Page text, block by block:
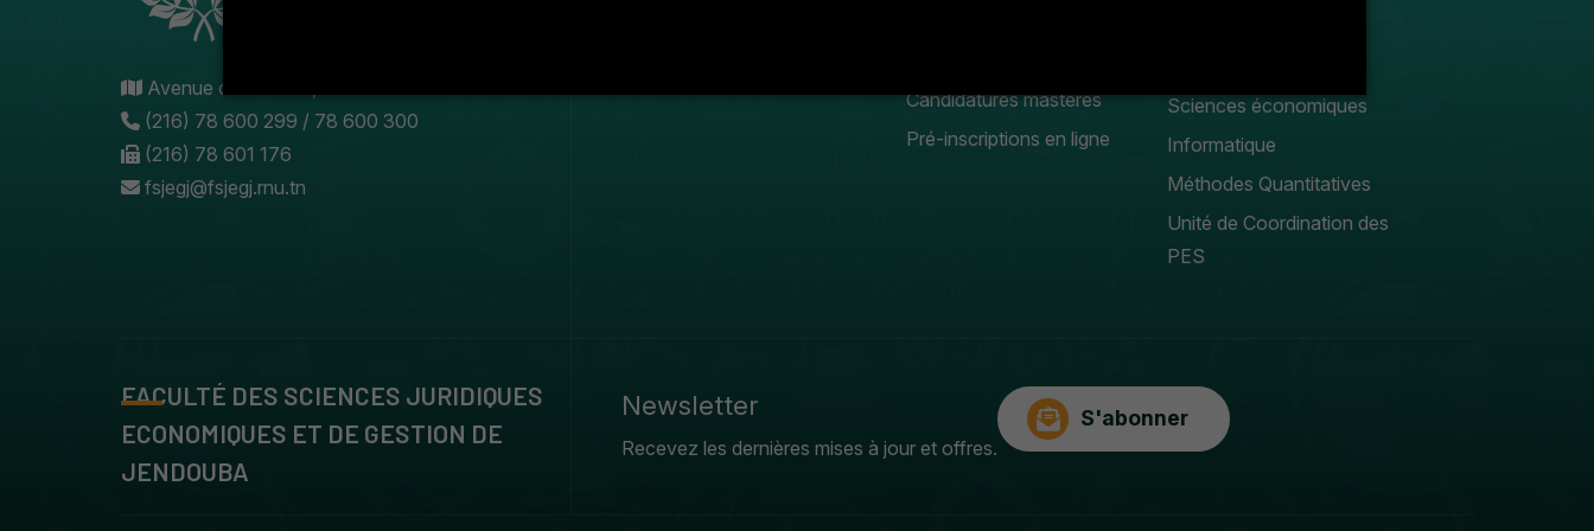
Avenue de l'U.M.A , 8189 Jendouba
(216) 78 600 299 / 78 600 300
(216) 78 601 176
fsjegj@fsjegj.rnu.tn
Candidatures mastères
Pré-inscriptions en ligne
Sciences économiques
Informatique
Méthodes Quantitatives
Unité de Coordination des
PES
FACULTÉ DES SCIENCES JURIDIQUES
ECONOMIQUES ET DE GESTION DE
JENDOUBA
Newsletter
Recevez les dernières mises à jour et offres.
S'abonner